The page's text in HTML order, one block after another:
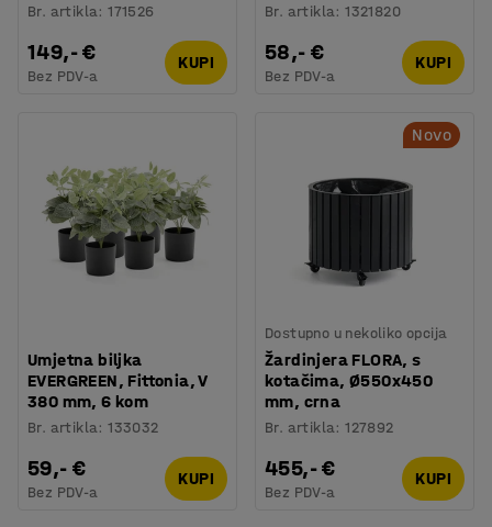
Br. artikla:171526
149,- €
Bez PDV-a
KUPI
Br. artikla:1321820
58,- €
Bez PDV-a
KUPI
Umjetna biljka
EVERGREEN, Fittonia, V
380 mm, 6 kom
Br. artikla:133032
59,- €
Bez PDV-a
KUPI
Novo
Dostupno u nekoliko opcija
Žardinjera FLORA, s
kotačima, Ø550x450
mm, crna
Br. artikla:127892
455,- €
Bez PDV-a
KUPI